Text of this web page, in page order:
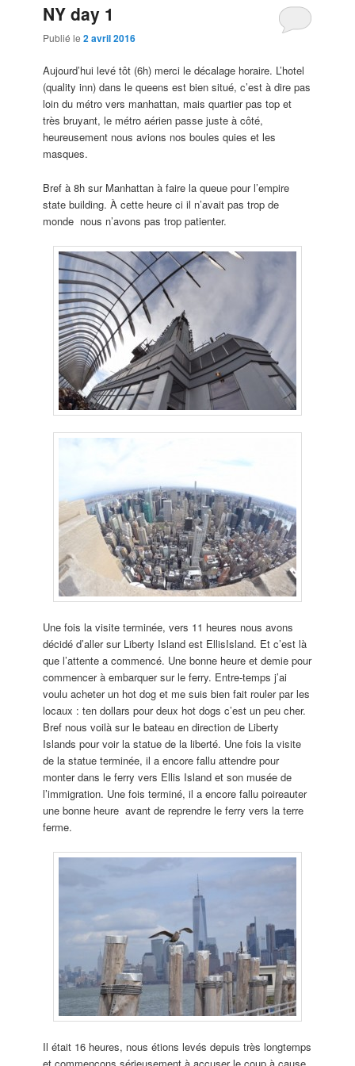
NY day 1
Publié le2 avril 2016
Aujourd’hui levé tôt (6h) merci le décalage horaire. L’hotel
(quality inn) dans le queens est bien situé, c’est à dire pas
loin du métro vers manhattan, mais quartier pas top et
très bruyant, le métro aérien passe juste à côté,
heureusement nous avions nos boules quies et les
masques.
Bref à 8h sur Manhattan à faire la queue pour l’empire
state building. À cette heure ci il n’avait pas trop de
monde nous n’avons pas trop patienter.
Une fois la visite terminée, vers 11 heures nous avons
décidé d’aller sur Liberty Island est EllisIsland. Et c’est là
que l’attente a commencé. Une bonne heure et demie pour
commencer à embarquer sur le ferry. Entre-temps j’ai
voulu acheter un hot dog et me suis bien fait rouler par les
locaux : ten dollars pour deux hot dogs c’est un peu cher.
Bref nous voilà sur le bateau en direction de Liberty
Islands pour voir la statue de la liberté. Une fois la visite
de la statue terminée, il a encore fallu attendre pour
monter dans le ferry vers Ellis Island et son musée de
l’immigration. Une fois terminé, il a encore fallu poireauter
une bonne heure avant de reprendre le ferry vers la terre
ferme.
Il était 16 heures, nous étions levés depuis très longtemps